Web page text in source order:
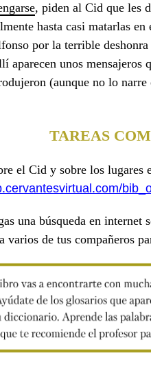
, piden al Cid que les
hasta casi matarlas
por la terrible
unos mensajeros
(aunque no lo
TAREAS
el Cid y sobre los
com/
una búsqueda en
varios de tus compañeros